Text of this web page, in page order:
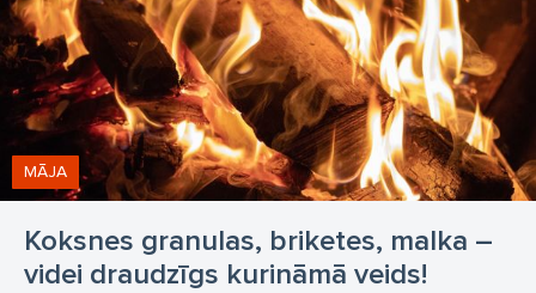
Koksnes granulas, briketes, malka –
videi draudzīgs kurināmā veids!
MĀJA